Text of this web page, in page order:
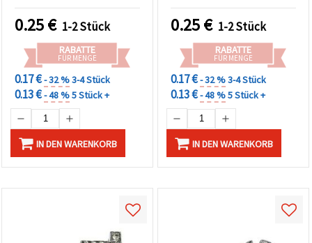
0.25€ 1-2 Stück
RABATTE
FÜR MENGE
0.17 €- 32 %3-4 Stück
0.13 €- 48 %5 Stück +
IN DEN WARENKORB
Schmuckherstellung und
Basteln
0.25€ 1-2 Stück
RABATTE
FÜR MENGE
0.17 €- 32 %3-4 Stück
0.13 €- 48 %5 Stück +
IN DEN WARENKORB